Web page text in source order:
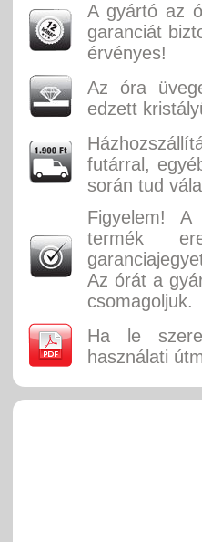
A gyártó az
garanciát
érvényes!
Az óra
edzett
futárral,
során tud
Figyelem! A
termék
Az órát a
csomagoljuk.
Ha le
használati